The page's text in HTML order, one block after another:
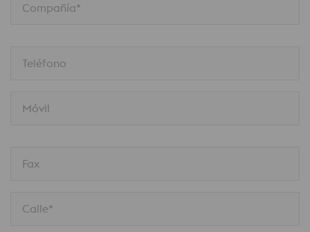
Compañía*
Teléfono
Móvil
Fax
Calle*